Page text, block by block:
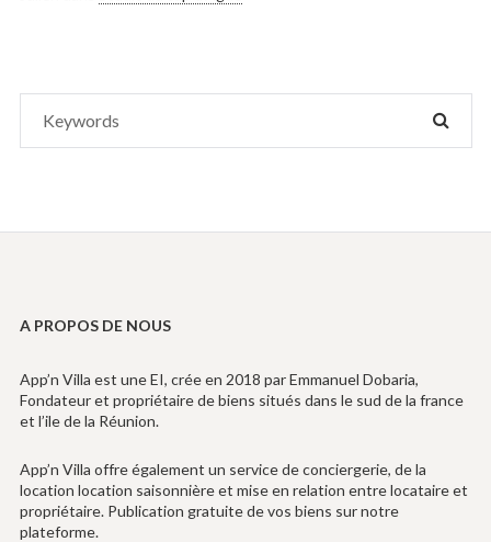
A PROPOS DE NOUS
App’n Villa est une EI, crée en 2018 par Emmanuel Dobaria,
Fondateur et propriétaire de biens situés dans le sud de la france
et l’ile de la Réunion.
App’n Villa offre également un service de conciergerie, de la
location location saisonnière et mise en relation entre locataire et
propriétaire. Publication gratuite de vos biens sur notre
plateforme.